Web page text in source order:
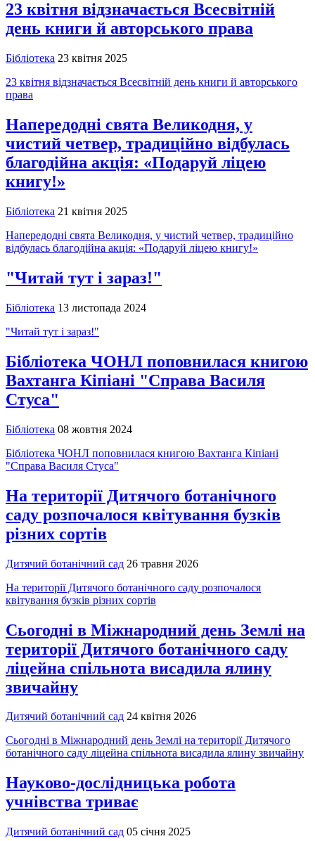
23 квітня відзначається Всесвітній
день книги й авторського права
Бібліотека 23 квітня 2025
23 квітня відзначається Всесвітній день книги й авторського
права
Напередодні свята Великодня, у
чистий четвер, традиційно відбулась
благодійна акція: «Подаруй ліцею
книгу!»
Бібліотека 21 квітня 2025
Напередодні свята Великодня, у чистий четвер, традиційно
відбулась благодійна акція: «Подаруй ліцею книгу!»
"Читай тут і зараз!"
Бібліотека 13 листопада 2024
"Читай тут і зараз!"
Бібліотека ЧОНЛ поповнилася книгою
Вахтанга Кіпіані "Справа Василя
Стуса"
Бібліотека 08 жовтня 2024
Бібліотека ЧОНЛ поповнилася книгою Вахтанга Кіпіані
"Справа Василя Стуса"
На території Дитячого ботанічного
саду розпочалося квітування бузків
різних сортів
Дитячий ботанічний сад 26 травня 2026
На території Дитячого ботанічного саду розпочалося
квітування бузків різних сортів
Сьогодні в Міжнародний день Землі на
території Дитячого ботанічного саду
ліцейна спільнота висадила ялину
звичайну
Дитячий ботанічний сад 24 квітня 2026
Сьогодні в Міжнародний день Землі на території Дитячого
ботанічного саду ліцейна спільнота висадила ялину звичайну
Науково-дослідницька робота
учнівства триває
Дитячий ботанічний сад 05 січня 2025